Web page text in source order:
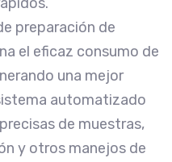
preparación de
el eficaz consumo de
una mejor
automatizado
de muestras,
y otros manejos de